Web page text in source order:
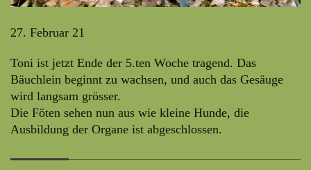
27. Februar 21
Toni ist jetzt Ende der 5.ten Woche tragend. Das
Bäuchlein beginnt zu wachsen, und auch das Gesäuge
wird langsam grösser.
Die Föten sehen nun aus wie kleine Hunde, die
Ausbildung der Organe ist abgeschlossen.